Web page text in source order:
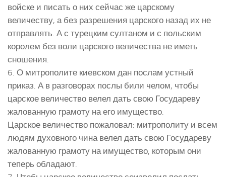
войске и писать о них сейчас же царскому
величеству, а без разрешения царского назад их не
отправлять. А с турецким султаном и с польским
королем без воли царского величества не иметь
сношения.
6. О митрополите киевском дан послам устный
приказ. А в разговорах послы били челом, чтобы
царское величество велел дать свою Государеву
жалованную грамоту на его имущество.
Царское величество пожаловал: митрополиту и всем
людям духовного чина велел дать свою Государеву
жалованную грамоту на имущество, которым они
теперь обладают.